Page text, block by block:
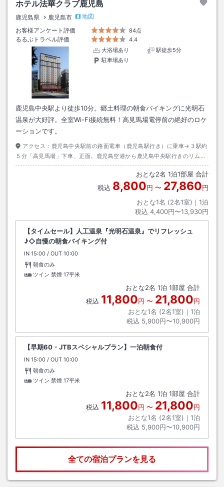
ホテル法華クラブ鹿児島
鹿児島県 鹿児島市
地図
お客様アンケート評価
84点
るるぶトラベル評価
4.4
大浴場あり
駅徒歩5分
駐車場あり
鹿児島中央駅より徒歩10分。郷土料理の朝食バイキングに光明石
温泉が大好評。全室Wi-Fi接続無料！高見馬場電停前の絶好のロケ
ーションです。
アクセス： 鹿児島中央駅前の路面電車（鹿児島駅行き）に乗車→３駅約
５分「高見馬場」下車、正面。鹿児島空港から鹿児島中央駅行きのリムジ
ンバスに乗車（約５０分）→天文館で下車。鹿児島中央駅方面に線路沿い
おとな2名 1泊1部屋 合計
税込 8,800円 〜 27,860円
おとな1名 (2名1室)｜ 1泊
税込 4,400円〜13,930円
【タイムセール】人工温泉『光明石温泉』でリフレッシュ
♪◇自慢の朝食バイキング付
IN チェックイン
15:00 / OUT チェックアウト
10:00
朝食のみ
ツイン 禁煙 17平米
おとな2名 1泊 1部屋 合計
税込 11,800円 〜 21,800円
おとな1名 (2名1室)｜ 1泊
税込 5,900円〜10,900円
【早期60・JTBスペシャルプラン】一泊朝食付
IN チェックイン
15:00 / OUT チェックアウト
10:00
朝食のみ
ツイン 禁煙 17平米
おとな2名 1泊 1部屋 合計
税込 11,800円 〜 21,800円
おとな1名 (2名1室)｜ 1泊
税込 5,900円〜10,900円
全ての宿泊プランを見る